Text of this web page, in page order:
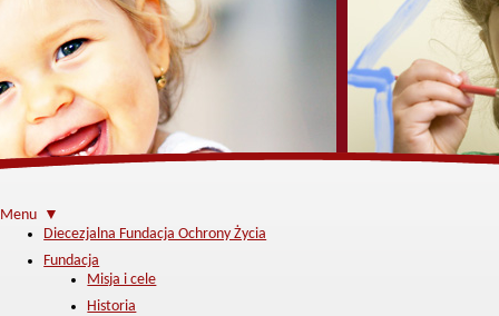
Menu ▼
Diecezjalna Fundacja Ochrony Życia
Fundacja
Misja i cele
Historia